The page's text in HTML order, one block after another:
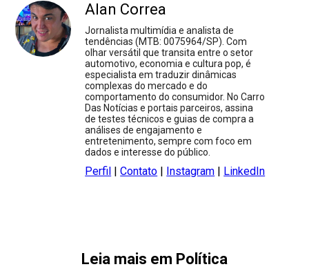
Alan Correa
Jornalista multimídia e analista de
tendências (MTB: 0075964/SP). Com
olhar versátil que transita entre o setor
automotivo, economia e cultura pop, é
especialista em traduzir dinâmicas
complexas do mercado e do
comportamento do consumidor. No Carro
Das Notícias e portais parceiros, assina
de testes técnicos e guias de compra a
análises de engajamento e
entretenimento, sempre com foco em
dados e interesse do público.
Perfil |Contato Instagram LinkedIn
Leia mais em Política